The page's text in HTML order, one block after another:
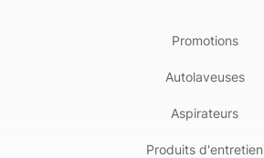
Promotions
Autolaveuses
Aspirateurs
Produits d'entretien